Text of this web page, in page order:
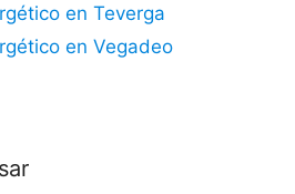
en Teverga
en Vegadeo